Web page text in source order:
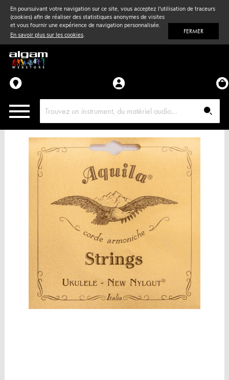
En poursuivant votre navigation sur ce site, vous acceptez l'utilisation de traceurs
(cookies) afin de réaliser des statistiques anonymes de visites
et vous fournir une expérience de navigation personnalisée.
En savoir plus sur les cookies. FERMER
Vent& Violon
Accessoires
Pièces détachées